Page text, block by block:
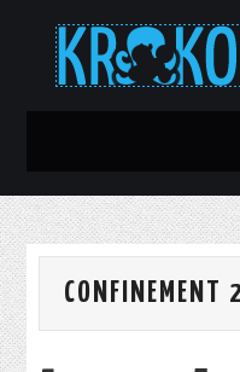
TOUS LES ARTICLES
C’ÉTAIT MIEUX
CONFINEMENT